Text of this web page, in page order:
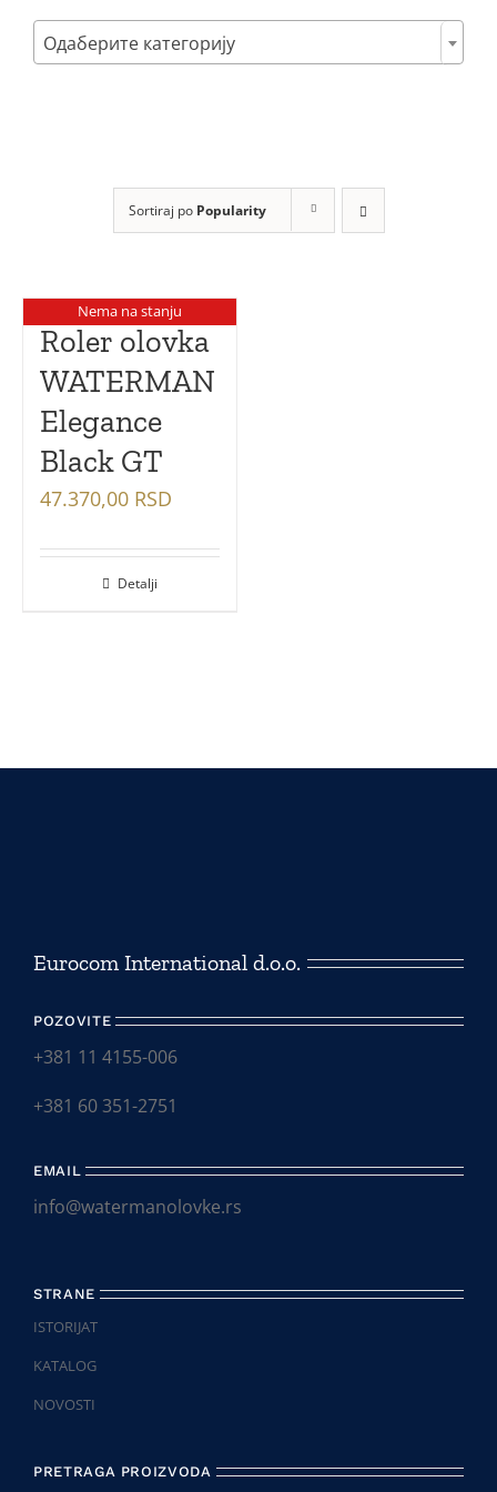
Poklon setovi
Sortiraj po Popularity
Nema na stanju
Roler olovka
WATERMAN
Elegance
Black GT
47.370,00 RSD
Detalji
Одаберите категорију
Eurocom International d.o.o.
POZOVITE
+381 11 4155-006
+381 60 351-2751
EMAIL
info@watermanolovke.rs
STRANE
ISTORIJAT
KATALOG
NOVOSTI
PRETRAGA PROIZVODA